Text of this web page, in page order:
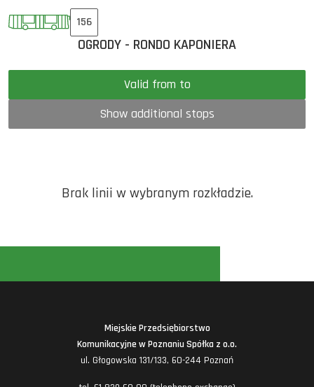
156
OGRODY - RONDO KAPONIERA
Valid from to
Show additional stops
Brak linii w wybranym rozkładzie.
Miejskie Przedsiębiorstwo
Komunikacyjne w Poznaniu Spółka z o.o.
ul. Głogowska 131/133, 60-244 Poznań